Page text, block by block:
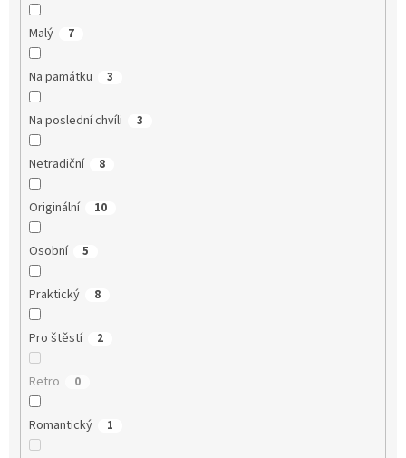
Malý 7
Na památku 3
Na poslední chvíli 3
Netradiční 8
Originální 10
Osobní 5
Praktický 8
Pro štěstí 2
Retro 0
Romantický 1